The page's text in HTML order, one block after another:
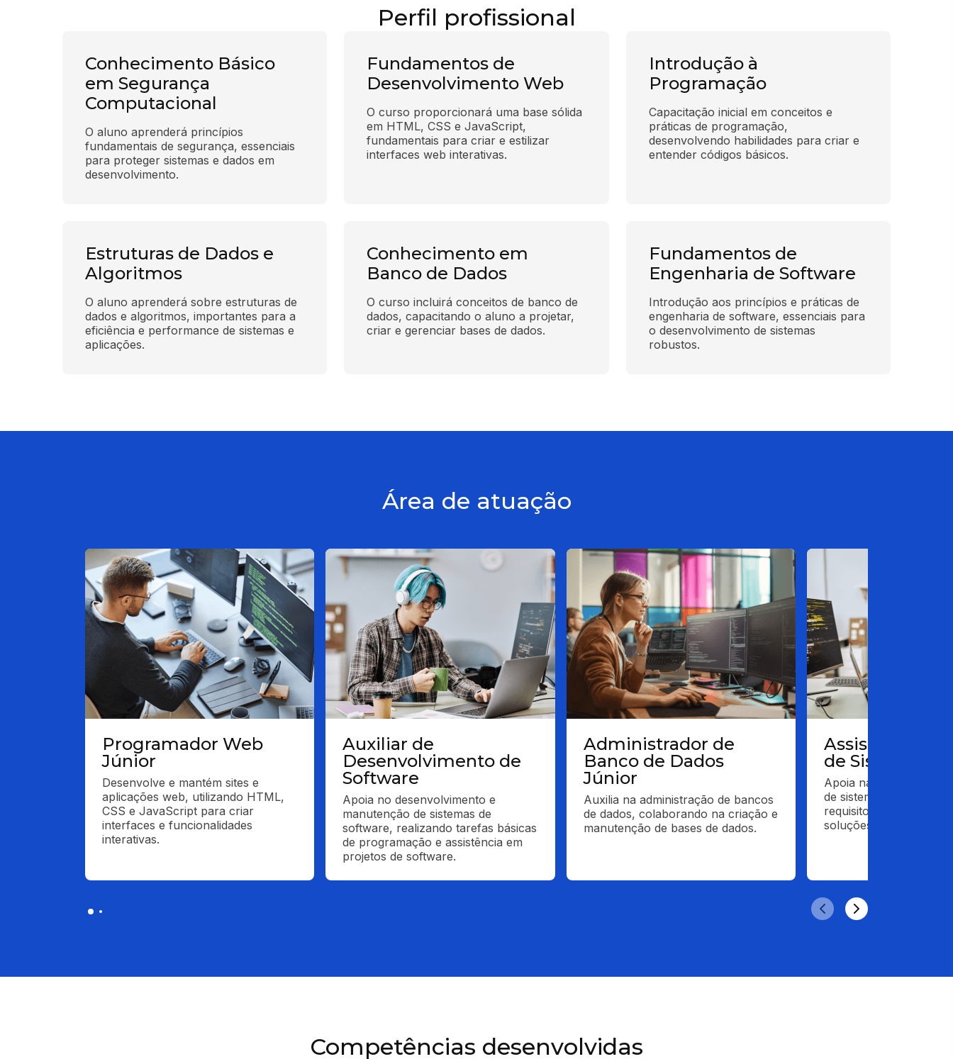
Perfil profissional
Conhecimento Básico
em Segurança
Computacional
O aluno aprenderá princípios
fundamentais de segurança, essenciais
para proteger sistemas e dados em
desenvolvimento.
Fundamentos de
Desenvolvimento Web
O curso proporcionará uma base sólida
em HTML, CSS e JavaScript,
fundamentais para criar e estilizar
interfaces web interativas.
Introdução à
Programação
Capacitação inicial em conceitos e
práticas de programação,
desenvolvendo habilidades para criar e
entender códigos básicos.
Estruturas de Dados e
Algoritmos
O aluno aprenderá sobre estruturas de
dados e algoritmos, importantes para a
eficiência e performance de sistemas e
aplicações.
Conhecimento em
Banco de Dados
O curso incluirá conceitos de banco de
dados, capacitando o aluno a projetar,
criar e gerenciar bases de dados.
Fundamentos de
Engenharia de Software
Introdução aos princípios e práticas de
engenharia de software, essenciais para
o desenvolvimento de sistemas
robustos.
Área de atuação
Programador Web
Júnior
Desenvolve e mantém sites e
aplicações web, utilizando HTML,
CSS e JavaScript para criar
interfaces e funcionalidades
interativas.
Auxiliar de
Desenvolvimento de
Software
Apoia no desenvolvimento e
manutenção de sistemas de
software, realizando tarefas básicas
de programação e assistência em
projetos de software.
Administrador de
Banco de Dados
Júnior
Auxilia na administração de bancos
de dados, colaborando na criação e
manutenção de bases de dados.
Assistente de
de Sistemas
Apoia na análise e
de sistemas, ajudando
requisitos e colaborar
soluções de software.
Competências desenvolvidas